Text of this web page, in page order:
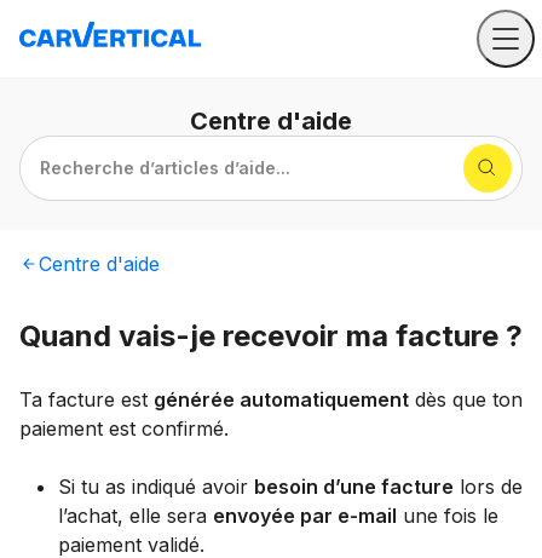
Centre d'aide
Recherche d’articles d’aide...
Centre d'aide
Quand vais-je recevoir ma facture ?
Ta facture est générée automatiquement dès que ton
paiement est confirmé.
Si tu as indiqué avoir besoin d’une facture lors de
l’achat, elle sera envoyée par e-mail une fois le
paiement validé.